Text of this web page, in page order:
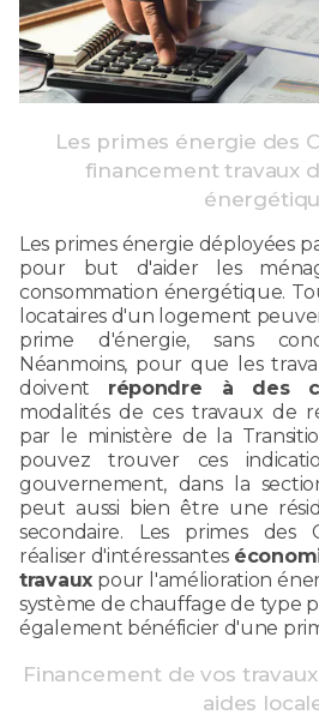
Les primes énergie des
financement travaux
Les primes énergie déployées
pour but d'aider les
consommation énergétique.
locataires d'un logement
prime d'énergie, sans
Néanmoins, pour que les
doivent répondre à des
modalités de ces travaux de
par le ministère de la
pouvez trouver ces
gouvernement, dans la
peut aussi bien être une
secondaire. Les primes des
réaliser d'intéressantes
travauxpour l'amélioration
système de chauffage de type
également bénéficier d'une
Financement de vos
aides